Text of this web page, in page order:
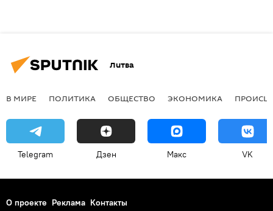
Литва
В МИРЕ ПОЛИТИКА ОБЩЕСТВО ЭКОНОМИКА
Telegram Дзен Макс VK
О проекте Реклама Контакты